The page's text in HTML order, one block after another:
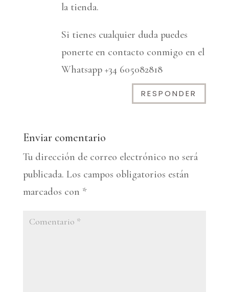
la tienda.
Si tienes cualquier duda puedes
ponerte en contacto conmigo en el
Whatsapp +34 605082818
RESPONDER
Enviar comentario
Tu dirección de correo electrónico no será
publicada. Los campos obligatorios están
marcados con *